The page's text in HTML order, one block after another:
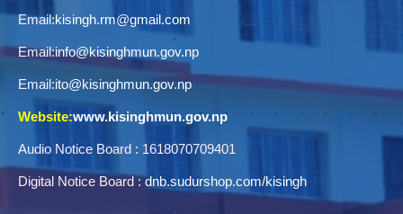
Email:kisingh.rm@gmail.com
Email:info@kisinghmun.gov.np
Email:ito@kisinghmun.gov.np
Website:www.kisinghmun.gov.np
Audio Notice Board : 1618070709401
Digital Notice Board :dnb.sudurshop.com/kisingh